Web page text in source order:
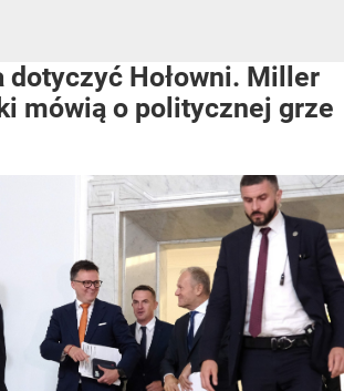
dotyczyć Hołowni. Miller
mówią o politycznej grze